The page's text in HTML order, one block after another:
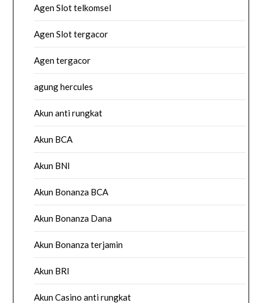
Agen Slot telkomsel
Agen Slot tergacor
Agen tergacor
agung hercules
Akun anti rungkat
Akun BCA
Akun BNI
Akun Bonanza BCA
Akun Bonanza Dana
Akun Bonanza terjamin
Akun BRI
Akun Casino anti rungkat